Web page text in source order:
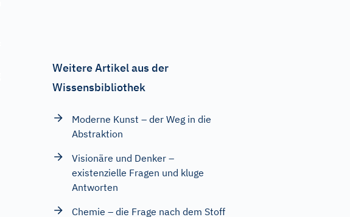
Weitere Artikel aus der
Wissensbibliothek
Moderne Kunst – der Weg in die
Abstraktion
Visionäre und Denker –
existenzielle Fragen und kluge
Antworten
Chemie – die Frage nach dem Stoff